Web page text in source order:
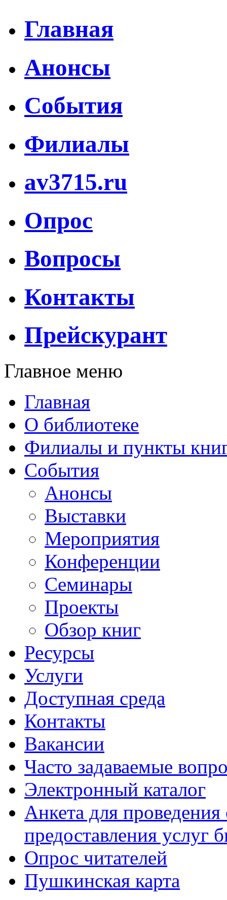
Главная
Анонсы
События
Филиалы
av3715.ru
Опрос
Вопросы
Контакты
Прейскурант
Главное меню
Главная
О библиотеке
Филиалы и пункты
События
Анонсы
Выставки
Мероприятия
Конференции
Семинары
Проекты
Обзор книг
Ресурсы
Услуги
Доступная среда
Контакты
Вакансии
Часто задаваемые
Электронный каталог
Анкета для проведения
предоставления услуг
Опрос читателей
Пушкинская карта